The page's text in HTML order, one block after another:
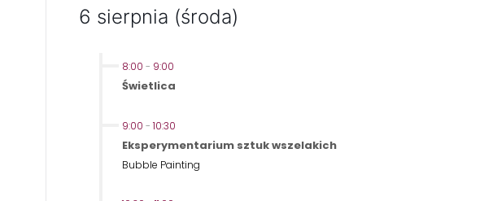
6 sierpnia (środa)
8:00 - 9:00
Świetlica
9:00 - 10:30
Eksperymentarium sztuk wszelakich
Bubble Painting